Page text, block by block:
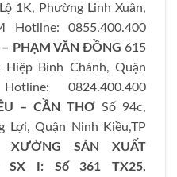
1K, Phường Linh Xuân,
Hotline: 0855.400.400
PHẠM VĂN ĐỒNG 615
Hiệp Bình Chánh, Quận
0824.400.400
– CẦN THƠ Số 94c,
Quận Ninh Kiều,TP
XƯỞNG SẢN XUẤT
SX I: Số 361 TX25,